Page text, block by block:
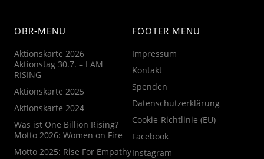
OBR-MENU
Aktionskarte 2026
Aktionstag 30.7. – I AM
RISING
Aktionskarte 2025
Aktionskarte 2024
Was ist One Billion Rising?
Motto 2026: Women on Fire
Motto 2025: Rise For Empathy
FOOTER MENU
Impressum
Kontakt
Spenden
Datenschutzerklärung
Cookie-Richtlinie (EU)
Facebook
Instagram